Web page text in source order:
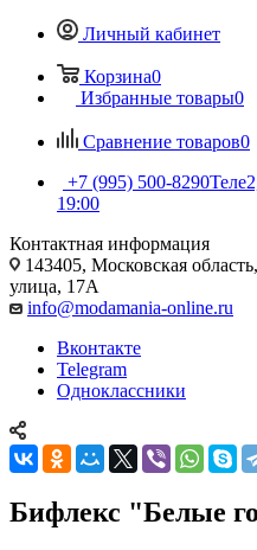
Личный кабинет
Корзина0
Избранные товары0
Сравнение товаров0
+7 (995) 500-8290
19:00
Контактная информация
143405, Московская
улица, 17А
info@modamania-online.ru
Вконтакте
Telegram
Одноклассники
Бифлекс "Белые